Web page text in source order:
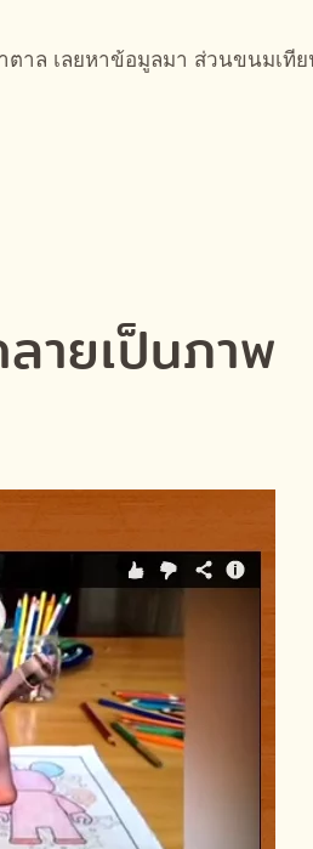
ตาล เลยหาข้อมูลมา ส่วนขนมเที
ายเป็นภาพ